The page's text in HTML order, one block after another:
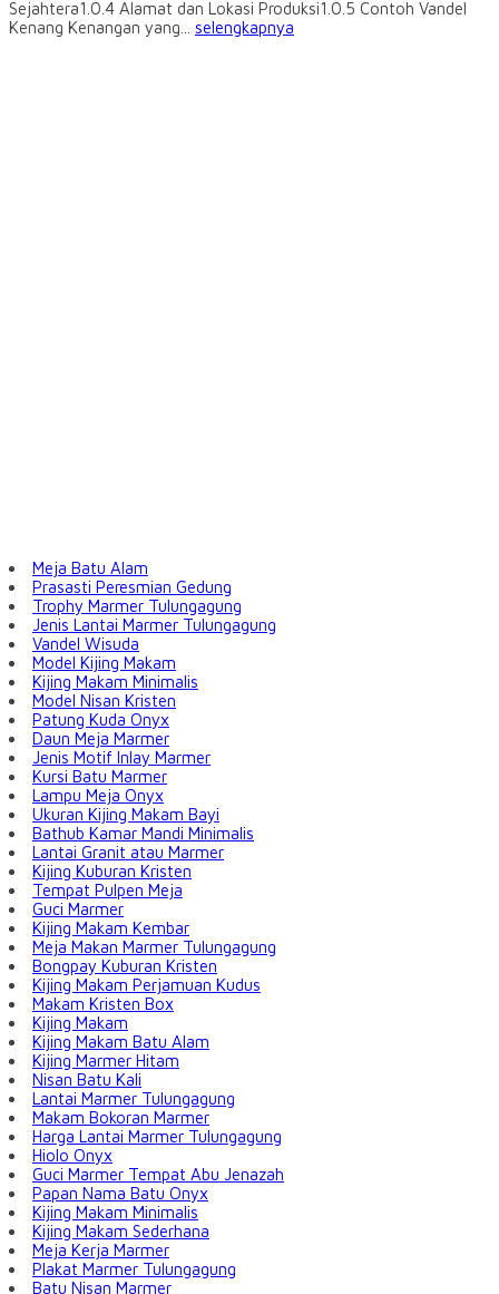
Sejahtera1.0.4 Alamat dan Lokasi Produksi1.0.5 Contoh Vandel
Kenang Kenangan yang... selengkapnya
Meja Batu Alam
Prasasti Peresmian Gedung
Trophy Marmer Tulungagung
Jenis Lantai Marmer Tulungagung
Vandel Wisuda
Model Kijing Makam
Kijing Makam Minimalis
Model Nisan Kristen
Patung Kuda Onyx
Daun Meja Marmer
Jenis Motif Inlay Marmer
Kursi Batu Marmer
Lampu Meja Onyx
Ukuran Kijing Makam Bayi
Bathub Kamar Mandi Minimalis
Lantai Granit atau Marmer
Kijing Kuburan Kristen
Tempat Pulpen Meja
Guci Marmer
Kijing Makam Kembar
Meja Makan Marmer Tulungagung
Bongpay Kuburan Kristen
Kijing Makam Perjamuan Kudus
Makam Kristen Box
Kijing Makam
Kijing Makam Batu Alam
Kijing Marmer Hitam
Nisan Batu Kali
Lantai Marmer Tulungagung
Makam Bokoran Marmer
Harga Lantai Marmer Tulungagung
Hiolo Onyx
Guci Marmer Tempat Abu Jenazah
Papan Nama Batu Onyx
Kijing Makam Minimalis
Kijing Makam Sederhana
Meja Kerja Marmer
Plakat Marmer Tulungagung
Batu Nisan Marmer